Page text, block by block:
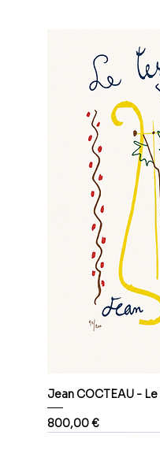
Jean COCTEAU -
Prix
800,00 €